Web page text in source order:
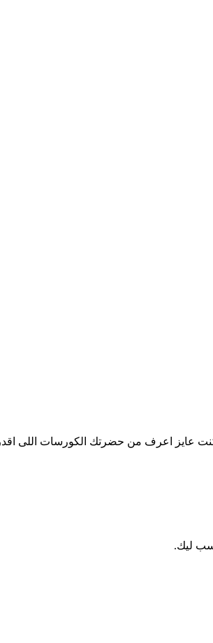
اعرف من حضرتك الكورسات اللى اقدر
ليك.